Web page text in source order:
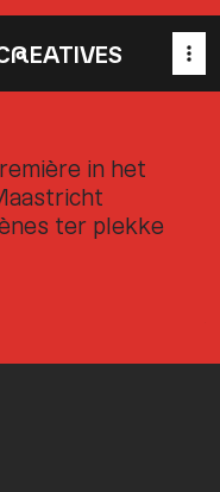
REATIVES
in het
ter plekke